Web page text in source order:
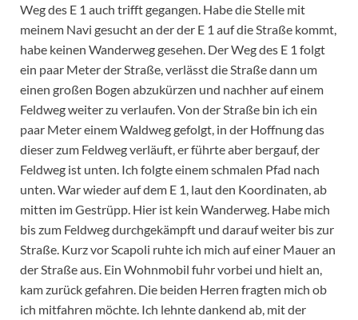
Weg des E 1 auch trifft gegangen. Habe die Stelle mit
meinem Navi gesucht an der der E 1 auf die Straße kommt,
habe keinen Wanderweg gesehen. Der Weg des E 1 folgt
ein paar Meter der Straße, verlässt die Straße dann um
einen großen Bogen abzukürzen und nachher auf einem
Feldweg weiter zu verlaufen. Von der Straße bin ich ein
paar Meter einem Waldweg gefolgt, in der Hoffnung das
dieser zum Feldweg verläuft, er führte aber bergauf, der
Feldweg ist unten. Ich folgte einem schmalen Pfad nach
unten. War wieder auf dem E 1, laut den Koordinaten, ab
mitten im Gestrüpp. Hier ist kein Wanderweg. Habe mich
bis zum Feldweg durchgekämpft und darauf weiter bis zur
Straße. Kurz vor Scapoli ruhte ich mich auf einer Mauer an
der Straße aus. Ein Wohnmobil fuhr vorbei und hielt an,
kam zurück gefahren. Die beiden Herren fragten mich ob
ich mitfahren möchte. Ich lehnte dankend ab, mit der